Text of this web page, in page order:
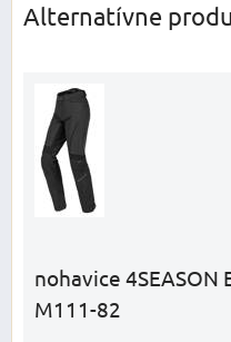
Alternatívne
nohavice 4SEASON
M111-82